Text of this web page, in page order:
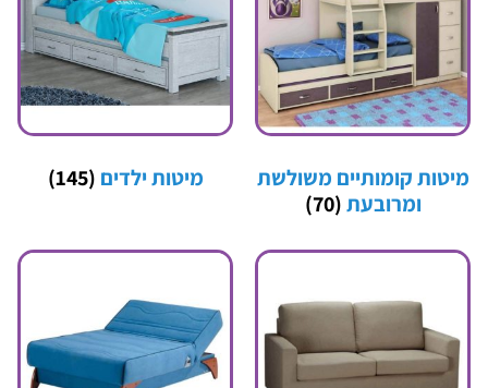
מיטות קומותיים משולשת
ומרובעת(70)
מיטות ילדים (145)